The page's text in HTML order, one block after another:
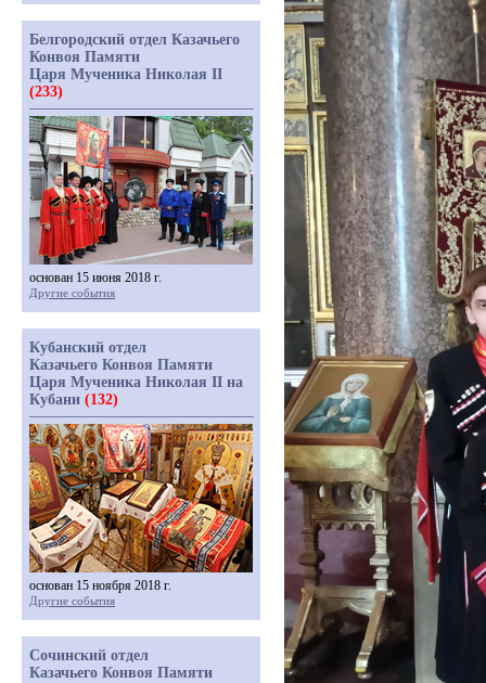
Белгородский отдел Казачьего
Конвоя Памяти
Царя Мученика Николая II
(233)
основан 15 июня 2018 г.
Другие события
Кубанский отдел
Казачьего Конвоя Памяти
Царя Мученика Николая II на
Кубани (132)
основан 15 ноября 2018 г.
Другие события
Сочинский отдел
Казачьего Конвоя Памяти